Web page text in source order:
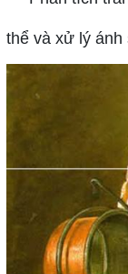
thể và xử lý ánh